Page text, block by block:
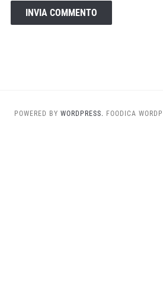
POWERED BY WORDPRESS. FOODICA